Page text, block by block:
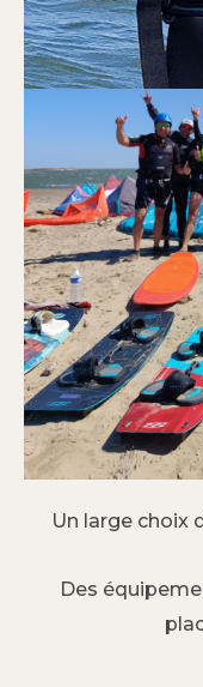
Un large choix
Des